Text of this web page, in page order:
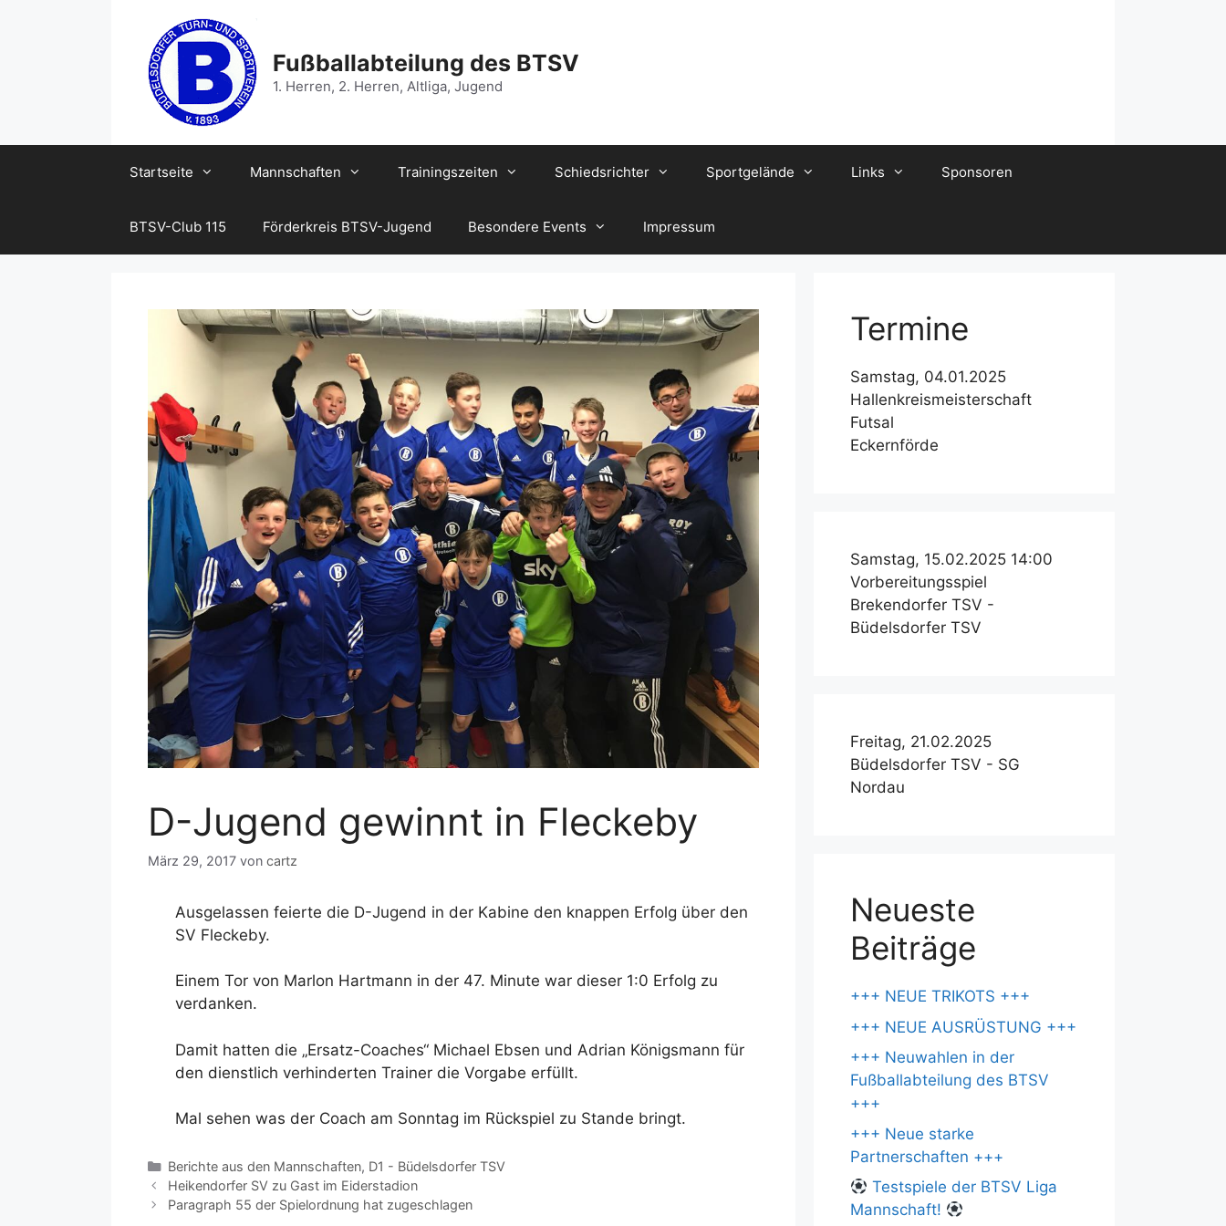
Fußballabteilung des BTSV
1. Herren, 2. Herren, Altliga, Jugend
Startseite Mannschaften Trainingszeiten Schiedsrichter Sportgelände Links Sponsoren
BTSV-Club 115 Förderkreis BTSV-Jugend Besondere Events Impressum
D-Jugend gewinnt in Fleckeby
März 29, 2017 von cartz
Ausgelassen feierte die D-Jugend in der Kabine den knappen Erfolg über den
SV Fleckeby.
Einem Tor von Marlon Hartmann in der 47. Minute war dieser 1:0 Erfolg zu
verdanken.
Damit hatten die „Ersatz-Coaches“ Michael Ebsen und Adrian Königsmann für
den dienstlich verhinderten Trainer die Vorgabe erfüllt.
Mal sehen was der Coach am Sonntag im Rückspiel zu Stande bringt.
Kategorien
Berichte aus den Mannschaften, D1 - Büdelsdorfer TSV
Heikendorfer SV zu Gast im Eiderstadion
Paragraph 55 der Spielordnung hat zugeschlagen
Termine
Samstag, 04.01.2025
Hallenkreismeisterschaft
Futsal
Eckernförde
Samstag, 15.02.2025 14:00
Vorbereitungsspiel
Brekendorfer TSV -
Büdelsdorfer TSV
Freitag, 21.02.2025
Büdelsdorfer TSV - SG
Nordau
Neueste
Beiträge
+++ NEUE TRIKOTS +++
+++ NEUE AUSRÜSTUNG +++
+++ Neuwahlen in der
Fußballabteilung des BTSV
+++
+++ Neue starke
Partnerschaften +++
Testspiele der BTSV Liga
Mannschaft!